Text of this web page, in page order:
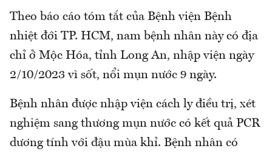
Theo báo cáo tóm tắt của Bệnh viện Bệnh
nhiệt đới TP. HCM, nam bệnh nhân này có địa
chỉ ở Mộc Hóa, tỉnh Long An, nhập viện ngày
2/10/2023 vì sốt, nổi mụn nước 9 ngày.
Bệnh nhân được nhập viện cách ly điều trị, xét
nghiệm sang thương mụn nước có kết quả PCR
dương tính với đậu mùa khỉ. Bệnh nhân có